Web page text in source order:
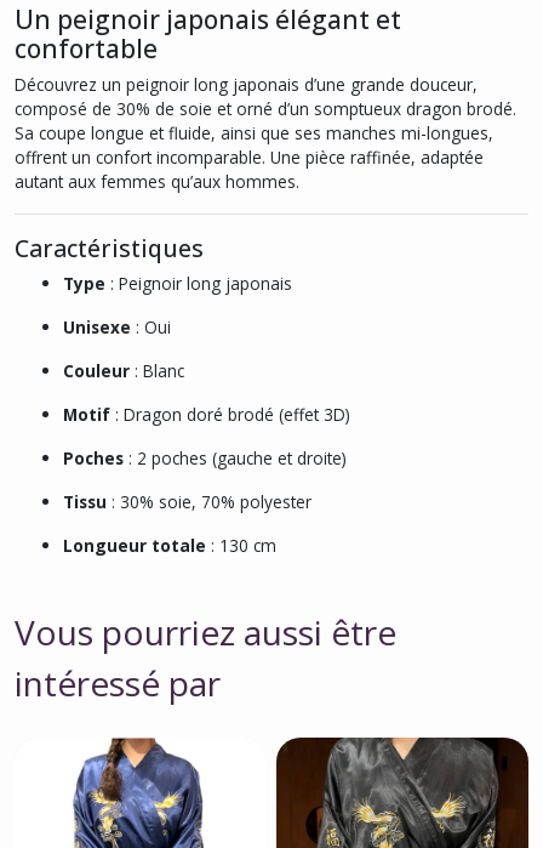
Un peignoir japonais élégant et
confortable
Découvrez un peignoir long japonais d’une grande douceur,
composé de 30% de soie et orné d’un somptueux dragon brodé.
Sa coupe longue et fluide, ainsi que ses manches mi-longues,
offrent un confort incomparable. Une pièce raffinée, adaptée
autant aux femmes qu’aux hommes.
Caractéristiques
Type : Peignoir long japonais
Unisexe : Oui
Couleur : Blanc
Motif : Dragon doré brodé (effet 3D)
Poches : 2 poches (gauche et droite)
Tissu : 30% soie, 70% polyester
Longueur totale : 130 cm
Vous pourriez aussi être
intéressé par